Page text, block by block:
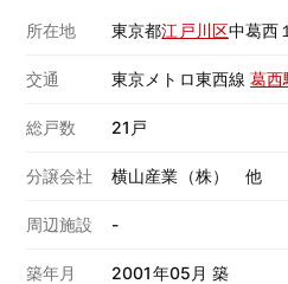
所在地 東京都江戸川区中葛西
交通 東京メトロ東西線葛西
総戸数 21戸
分譲会社 横山産業（株） 他
周辺施設 -
築年月 2001年05月 築